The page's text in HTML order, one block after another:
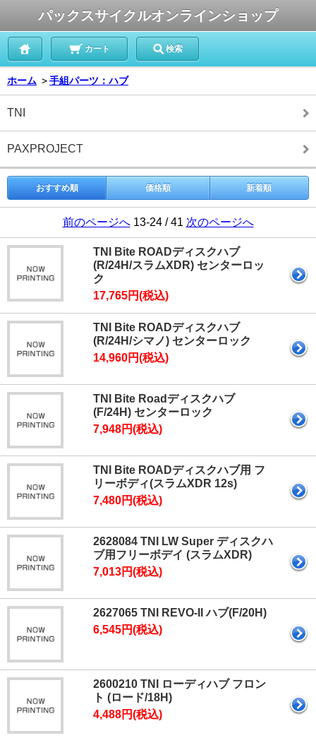
パックスサイクルオンラインショップ
カート 検索
ホーム ＞手組パーツ：ハブ
TNI
PAXPROJECT
おすすめ順 価格順 新着順
前のページへ13-24 / 41 次のページへ
TNI Bite ROADディスクハブ
(R/24H/スラムXDR) センターロッ
ク
17,765円(税込)
TNI Bite ROADディスクハブ
(R/24H/シマノ) センターロック
14,960円(税込)
TNI Bite Roadディスクハブ
(F/24H) センターロック
7,948円(税込)
TNI Bite ROADディスクハブ用 フ
リーボディ(スラムXDR 12s)
7,480円(税込)
2628084 TNI LW Super ディスクハ
ブ用フリーボデイ (スラムXDR)
7,013円(税込)
2627065 TNI REVO-II ハブ(F/20H)
6,545円(税込)
2600210 TNI ローディハブ フロン
ト (ロード/18H)
4,488円(税込)